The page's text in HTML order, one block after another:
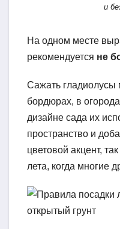
и
На одном месте
рекомендуется не
Сажать гладиолусы
бордюрах, в
дизайне сада их
пространство и
цветовой акцент,
лета, когда многие